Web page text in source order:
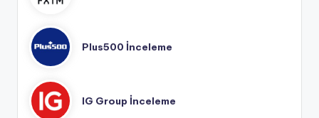
Plus500 İnceleme
IG Group İnceleme